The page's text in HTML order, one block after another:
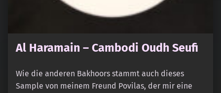
Al Haramain – Cambodi Oudh Seufi
Wie die anderen Bakhoors stammt auch dieses
Sample von meinem Freund Povilas, der mir eine